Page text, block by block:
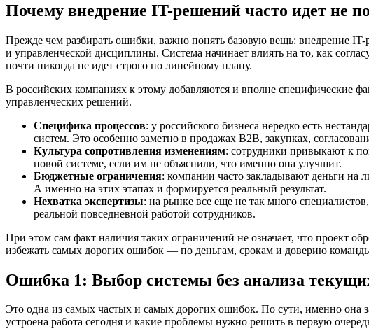
Почему внедрение IT-решений часто идет не
Прежде чем разбирать ошибки, важно понять базовую вещь: внедрение
и управленческой дисциплины. Система начинает влиять на то, как
почти никогда не идет строго по линейному плану.
В российских компаниях к этому добавляются и вполне специфические
управленческих решений.
Специфика процессов: у российского бизнеса нередко есть
систем. Это особенно заметно в продажах B2B, закупках,
Культура сопротивления изменениям: сотрудники привыкают к
новой системе, если им не объяснили, что именно она улучшит.
Бюджетные ограничения: компании часто закладывают деньги
А именно на этих этапах и формируется реальный результат.
Нехватка экспертизы: на рынке все еще не так много
реальной повседневной работой сотрудников.
При этом сам факт наличия таких ограничений не означает, что проект
избежать самых дорогих ошибок — по деньгам, срокам и доверию
Ошибка 1: Выбор системы без анализа
Это одна из самых частых и самых дорогих ошибок. По сути, именно она
устроена работа сегодня и какие проблемы нужно решить в первую